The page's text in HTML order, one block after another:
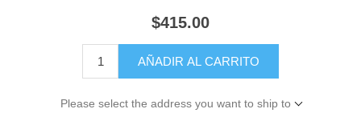
$415.00
AÑADIR AL CARRITO
Please select the address you want to ship to